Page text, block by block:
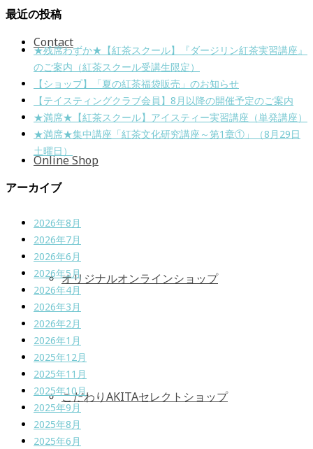
Contact
Online Shop
オリジナルオンラインショップ
こだわりAKITAセレクトショップ
最近の投稿
★残席わずか★【紅茶スクール】『ダージリン紅茶実習講座』
のご案内（紅茶スクール受講生限定）
【ショップ】「夏の紅茶福袋販売」のお知らせ
【テイスティングクラブ会員】8月以降の開催予定のご案内
★満席★【紅茶スクール】アイスティー実習講座（単発講座）
★満席★集中講座「紅茶文化研究講座～第1章①」（8月29日
土曜日）
アーカイブ
2026年8月
2026年7月
2026年6月
2026年5月
2026年4月
2026年3月
2026年2月
2026年1月
2025年12月
2025年11月
2025年10月
2025年9月
2025年8月
2025年6月